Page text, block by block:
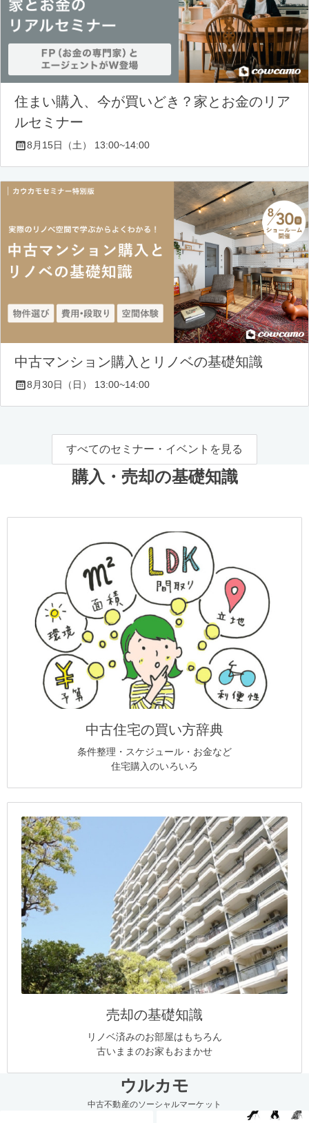
住まい購入、今が買いどき？家とお金のリア
ルセミナー
8月15日（土） 13:00~14:00
中古マンション購入とリノベの基礎知識
8月30日（日） 13:00~14:00
すべてのセミナー・イベントを見る
購入・売却の基礎知識
中古住宅の買い方辞典
条件整理・スケジュール・お金など
住宅購入のいろいろ
売却の基礎知識
リノベ済みのお部屋はもちろん
古いままのお家もおまかせ
ウルカモ
中古不動産のソーシャルマーケット